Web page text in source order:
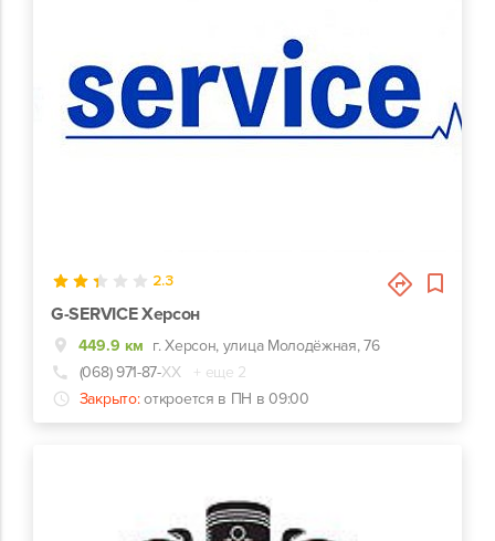
2.3
G-SERVICE Херсон
449.9 км г. Херсон, улица Молодёжная, 76
(068) 971-87-ХХ
+ еще 2
Закрыто: откроется в ПН в 09:00